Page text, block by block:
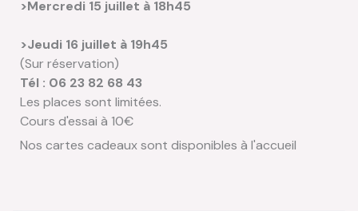
>Mercredi 15 juillet à 18h45
>Jeudi 16 juillet à 19h45
(Sur réservation)
Tél : 06 23 82 68 43
Les places sont limitées.
Cours d'essai à 10€
Nos cartes cadeaux sont disponibles à l'accueil